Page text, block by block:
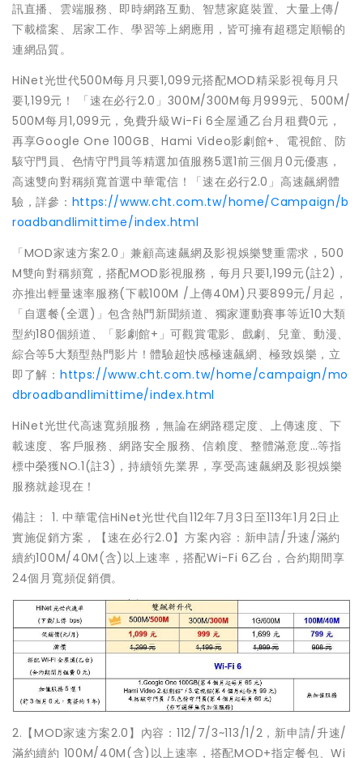
訊直播、雲端服務、即時網路互動、智慧家庭裝置、大量上傳/
下載檔案、居家工作、學習等上網應用，皆可擁有超穩定順暢的
連網品質。
HiNet光世代500M每月只要1,099元搭配MOD精采影視每月只
要1,199元！ 「速在必行2.0」300M/300M每月999元、500M/
500M每月1,099元，免費升級Wi-Fi 6全屋通乙台月租費0元，
再享Google One 100GB、Hami Video影劇館+、電視館、防
駭守門員、色情守門員等精選加值服務5選1前三個月0元優惠，
高速雙向對稱頻寬首選中華電信！「速在必行2.0」高速飆網體
驗，詳參： https://www.cht.com.tw/home/Campaign/b
roadbandlimittime/index.html
「MOD家速方案2.0」兼顧高速飆網及影視娛樂雙重需求，500
M雙向對稱頻寬，搭配MOD影視服務，每月只要1,199元(註2)，
亦推出輕量速率服務(下載100M /上傳40M)只要899元/月起，
「自選餐(全選)」包含熱門新聞頻道、獨家運動賽事等近10大類
型約180個頻道、「影劇館+」可觀賞電影、戲劇、兒童、動漫、
綜合等5大類型熱門影片！體驗超快感極速飆網、極致娛樂，立
即了解： https://www.cht.com.tw/home/campaign/mo
dbroadbandlimittime/index.html
HiNet光世代高速寬頻服務，無論在網路穩定度、上傳速度、下
載速度、客戶服務、網路安全服務、信賴度、整體滿意度…等指
標中榮獲NO.1(註3)，持續領先業界，享受高速飆網及影視娛樂
服務就趁現在！
備註： 1. 中華電信HiNet光世代自112年7月3日至113年1月2日止
實施促銷方案，【速在必行2.0】方案內容：新申請/升速/滿約
續約100M/40M(含)以上速率，搭配Wi-Fi 6乙台，合約期間享
24個月寬頻促銷價。
2.【MOD家速方案2.0】內容：112/7/3~113/1/2，新申請/升速/
滿約續約 100M/40M(含)以上速率，搭配MOD+指定餐包、Wi